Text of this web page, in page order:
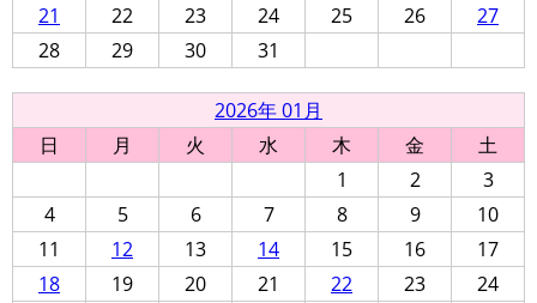
21
22 23 24 25 26
27
28
29 30 31
2026年 01月
日
月 火 水 木 金
土
1
2
3
4
5 6 7 8 9
10
11
12 13 14 15 16
17
18
19 20 21 22 23
24